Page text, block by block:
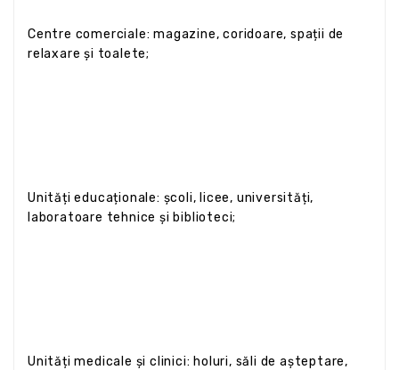
Centre comerciale: magazine, coridoare, spații de
relaxare și toalete;
Unități educaționale: școli, licee, universități,
laboratoare tehnice și biblioteci;
Unități medicale și clinici: holuri, săli de așteptare,